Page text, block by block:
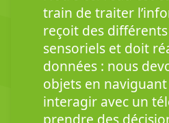
train de traiter
reçoit des
sensoriels et doit
données : nous
objets en naviguant
interagir avec un
prendre des